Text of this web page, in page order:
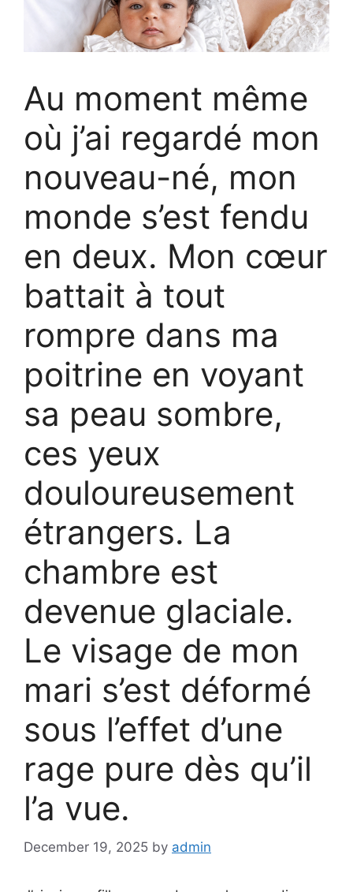
Au moment même
où j’ai regardé mon
nouveau-né, mon
monde s’est fendu
en deux. Mon cœur
battait à tout
rompre dans ma
poitrine en voyant
sa peau sombre,
ces yeux
douloureusement
étrangers. La
chambre est
devenue glaciale.
Le visage de mon
mari s’est déformé
sous l’effet d’une
rage pure dès qu’il
l’a vue.
December 19, 2025 by admin